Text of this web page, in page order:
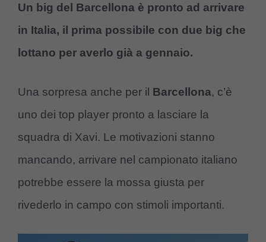
Un big del Barcellona è pronto ad arrivare
in Italia, il prima possibile con due big che
lottano per averlo già a gennaio.
Una sorpresa anche per il Barcellona, c’è
uno dei top player pronto a lasciare la
squadra di Xavi. Le motivazioni stanno
mancando, arrivare nel campionato italiano
potrebbe essere la mossa giusta per
rivederlo in campo con stimoli importanti.